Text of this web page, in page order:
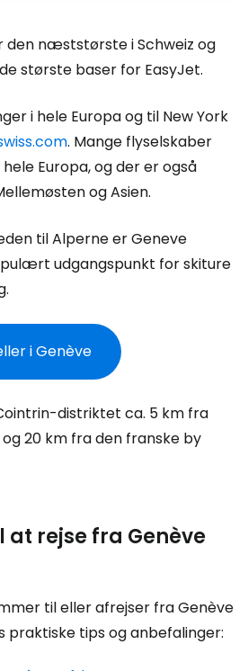
den næststørste i Schweiz og
største baser for EasyJet.
i hele Europa og til New York
. Mange flyselskaber
Europa, og der er også
og Asien.
til Alperne er Geneve
udgangspunkt for skiture
i Genève
distriktet ca. 5 km fra
20 km fra den franske by
at rejse fra Genève
til eller afrejser fra Genève
praktiske tips og anbefalinger: